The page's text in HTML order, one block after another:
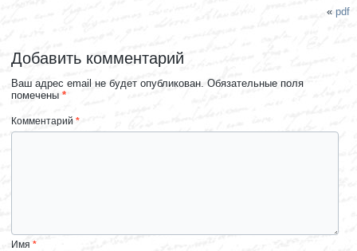
«pdf
Добавить комментарий
Ваш адрес email не будет опубликован. Обязательные поля
помечены*
Комментарий*
Имя*